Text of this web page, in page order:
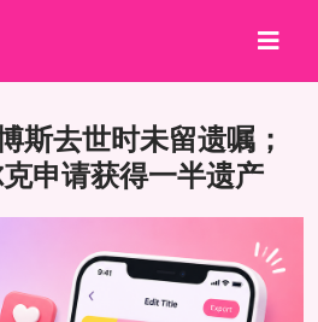
斯去世时未留遗嘱；
申请获得一半遗产